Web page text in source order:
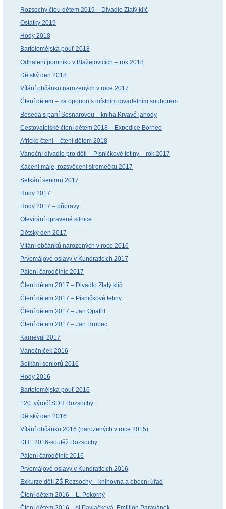
Rozsochy čtou dětem 2019 – Divadlo Zlatý klíč
Ostatky 2019
Hody 2018
Bartolomějská pouť 2018
Odhalení pomníku v Blažejovicích – rok 2018
Dětský den 2018
Vítání občánků narozených v roce 2017
Čtení dětem – za oponou s místním divadelním souborem
Beseda s paní Sosnarovou – kniha Krvavé jahody
Cestovatelské čtení dětem 2018 – Expedice Borneo
Africké čtení – čtení dětem 2018
Vánoční divadlo pro děti – Písničkové tetiny – rok 2017
Kácení máje, rozsvěcení stromečku 2017
Setkání seniorů 2017
Hody 2017
Hody 2017 – přípravy
Otevírání opravené silnice
Dětský den 2017
Vítání občánků narozených v roce 2016
Prvomájové oslavy v Kundraticích 2017
Pálení čarodějnic 2017
Čtení dětem 2017 – Divadlo Zlatý klíč
Čtení dětem 2017 – Písničkové tetiny
Čtení dětem 2017 – Jan Opatřil
Čtení dětem 2017 – Jan Hrubec
Karneval 2017
Vánočníček 2016
Setkání seniorů 2016
Hody 2016
Bartolomějská pouť 2016
120. výročí SDH Rozsochy
Dětský den 2016
Vítání občánků 2016 (narozených v roce 2015)
DHL 2016-soutěž Rozsochy
Pálení čarodějnic 2016
Prvomájové oslavy v Kundraticích 2016
Exkurze dětí ZŠ Rozsochy – knihovna a obecní úřad
Čtení dětem 2016 – L. Pokorný